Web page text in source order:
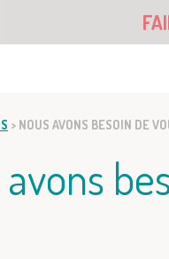
> NOUS AVONS BESOIN DE